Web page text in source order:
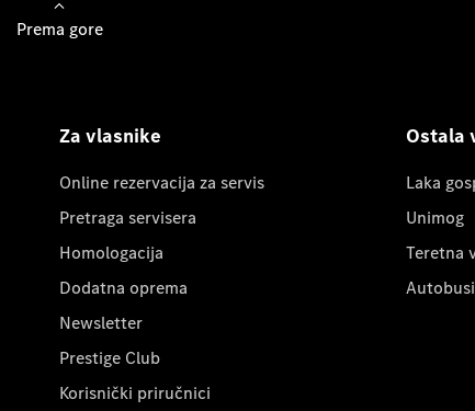
Prema gore
Za vlasnike
Online rezervacija za servis
Pretraga servisera
Homologacija
Dodatna oprema
Newsletter
Prestige Club
Korisnički priručnici
Ostala
Laka
Unimog
Teretna
Autobusi